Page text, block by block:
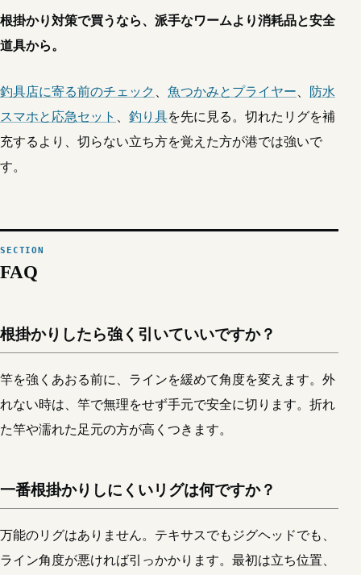
根掛かり対策で買うなら、派手なワームより消耗品と安全
道具から。
釣具店に寄る前のチェック、 魚つかみとプライヤー、 防水
スマホと応急セット 、 釣り具を先に見る。切れたリグを補
充するより、切らない立ち方を覚えた方が港では強いで
す。
FAQ
根掛かりしたら強く引いていいですか？
竿を強くあおる前に、ラインを緩めて角度を変えます。外
れない時は、竿で無理をせず手元で安全に切ります。折れ
た竿や濡れた足元の方が高くつきます。
一番根掛かりしにくいリグは何ですか？
万能のリグはありません。テキサスでもジグヘッドでも、
ライン角度が悪ければ引っかかります。最初は立ち位置、